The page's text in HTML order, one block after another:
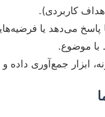
کاربردی).
می‌دهد یا
با موضوع.
ابزار جمع‌آوری داده